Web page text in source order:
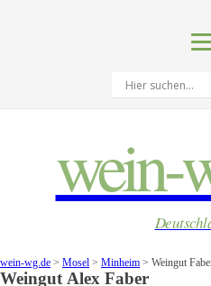
wein-
wein-wg.de > Mosel > Minheim > Weingut
Weingut Alex Faber